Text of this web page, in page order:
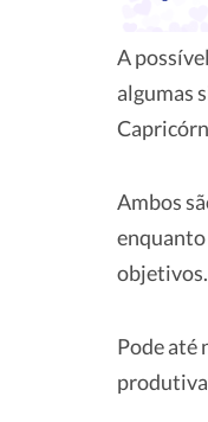
A
algumas
Ambos
enquanto
objetivos.
Pode até